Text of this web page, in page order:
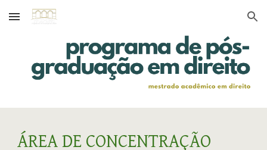
Skip to main content Skip to navigation
ÁREA DE CONCENTRAÇÃO